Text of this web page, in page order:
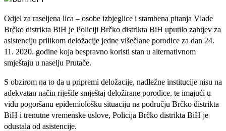
Odjel za raseljena lica – osobe izbjeglice i stambena pitanja Vlade
Brčko distrikta BiH je Policiji Brčko distrikta BiH uputilo zahtjev za
asistenciju prilikom deložacije jedne višečlane porodice za dan 24.
11. 2020. godine koja bespravno koristi stan u alternativnom
smještaju u naselju Prutače.
S obzirom na to da u pripremi deložacije, nadležne institucije nisu na
adekvatan način riješile smještaj deložirane porodice, te imajući u
vidu pogoršanu epidemiološku situaciju na području Brčko distrikta
BiH i trenutne vremenske uslove, Policija Brčko distrikta BiH je
odustala od asistencije.